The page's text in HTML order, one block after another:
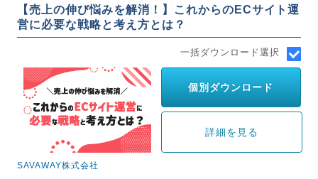
【売上の伸び悩みを解消！】これからのECサイト運
営に必要な戦略と考え方とは？
一括ダウンロード選択
個別ダウンロード
詳細を見る
SAVAWAY株式会社